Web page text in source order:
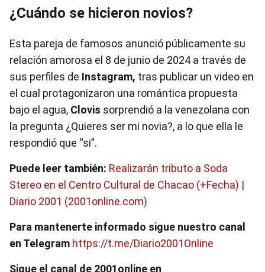
¿Cuándo se hicieron novios?
Esta pareja de famosos anunció públicamente su
relación amorosa el 8 de junio de 2024 a través de
sus perfiles de Instagram, tras publicar un video en
el cual protagonizaron una romántica propuesta
bajo el agua, Clovis sorprendió a la venezolana con
la pregunta ¿Quieres ser mi novia?, a lo que ella le
respondió que “si”.
Puede leer también: Realizarán tributo a Soda
Stereo en el Centro Cultural de Chacao (+Fecha) |
Diario 2001 (2001online.com)
Para mantenerte informado sigue nuestro canal
en Telegram https://t.me/Diario2001Online
Sigue el canal de 2001online en